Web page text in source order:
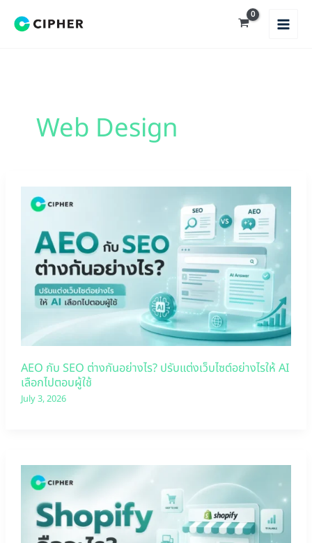
Web Design
AEO กับ SEO ต่างกันอย่างไร? ปรับแต่งเว็บไซต์อย่างไรให้ AI
เลือกไปตอบผู้ใช้
July 3, 2026